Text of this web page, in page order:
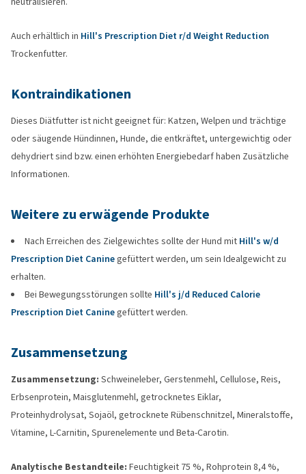
Auch erhältlich in Hill's Prescription Diet r/d Weight Reduction
Trockenfutter.
Kontraindikationen
Dieses Diätfutter ist nicht geeignet für: Katzen, Welpen und trächtige
oder säugende Hündinnen, Hunde, die entkräftet, untergewichtig oder
dehydriert sind bzw. einen erhöhten Energiebedarf haben Zusätzliche
Informationen.
Weitere zu erwägende Produkte
Nach Erreichen des Zielgewichtes sollte der Hund mit Hill's w/d
Prescription Diet Caninegefüttert werden, um sein Idealgewicht zu
erhalten.
Bei Bewegungsstörungen sollte Hill's j/d Reduced Calorie
Prescription Diet Caninegefüttert werden.
Zusammensetzung
Zusammensetzung: Schweineleber, Gerstenmehl, Cellulose, Reis,
Erbsenprotein, Maisglutenmehl, getrocknetes Eiklar,
Proteinhydrolysat, Sojaöl, getrocknete Rübenschnitzel, Mineralstoffe,
Vitamine, L-Carnitin, Spurenelemente und Beta-Carotin.
Analytische Bestandteile: Feuchtigkeit 75 %, Rohprotein 8,4 %,